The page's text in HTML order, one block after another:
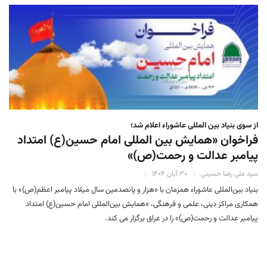
از سوی بنیاد بین المللی عاشوراء اعلام شد؛
فراخوان «همایش بین المللی امام حسین(ع) امتداد
پیامبر عدالت و رحمت(ص)»
سید علی رضا حسینی ۳۰ آبان ۱۴۰۴
بنیاد بین‌المللی عاشوراء همزمان با «هزار و پانصدمین سال میلاد پیامبر اعظم(ص)» با
همکاری مراکز دینی، علمی و فرهنگی، «همایش بین‌المللی امام حسین(ع) امتداد
پیامبر عدالت و رحمت(ص)» را در عراق برگزار می کند.